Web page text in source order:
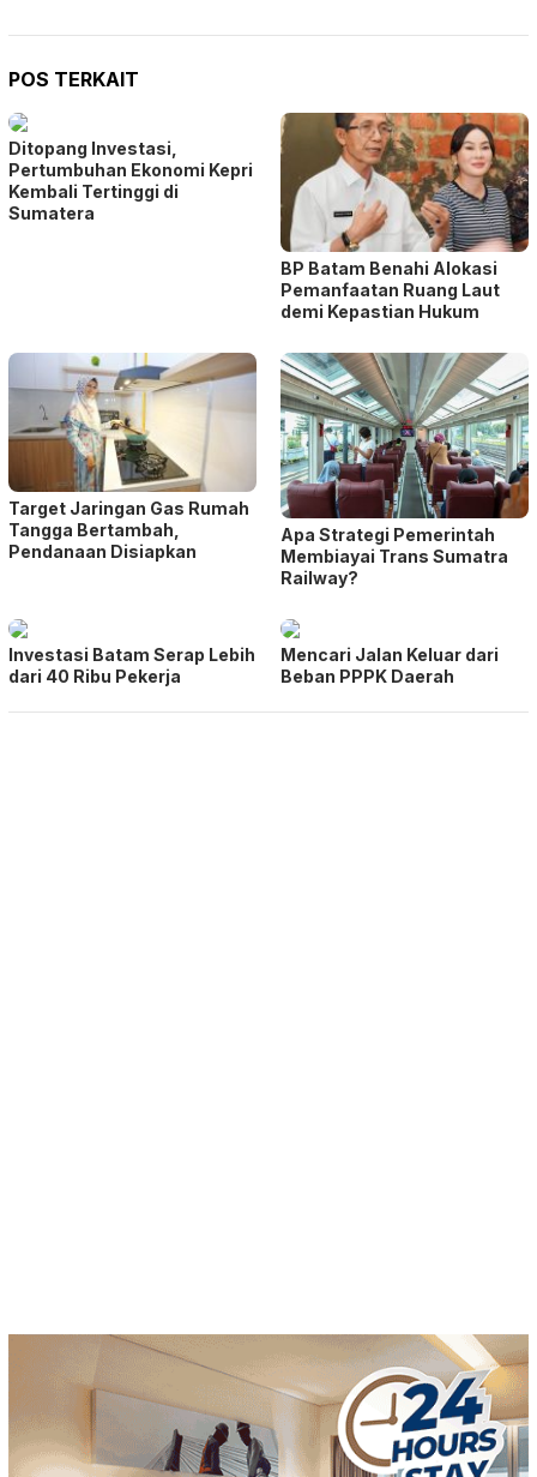
POS TERKAIT
Ditopang Investasi,
Pertumbuhan Ekonomi Kepri
Kembali Tertinggi di
Sumatera
BP Batam Benahi Alokasi
Pemanfaatan Ruang Laut
demi Kepastian Hukum
Target Jaringan Gas Rumah
Tangga Bertambah,
Pendanaan Disiapkan
Apa Strategi Pemerintah
Membiayai Trans Sumatra
Railway?
Investasi Batam Serap Lebih
dari 40 Ribu Pekerja
Mencari Jalan Keluar dari
Beban PPPK Daerah